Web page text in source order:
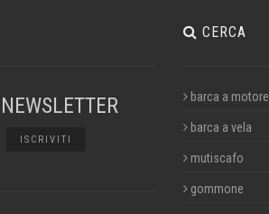
ISCRIVITI
CERCA
barca a motore
barca a vela
mutiscafo
gommone